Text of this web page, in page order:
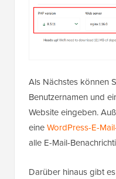
Als Nächstes können
Benutzernamen und
Website eingeben.
eineWordPress-E-
alle E-Mail-
Darüber hinaus gibt